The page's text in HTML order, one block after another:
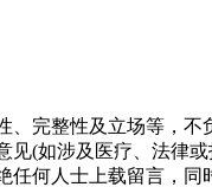
完整性及立场等，
(如涉及医疗、法律
何人士上载留言，